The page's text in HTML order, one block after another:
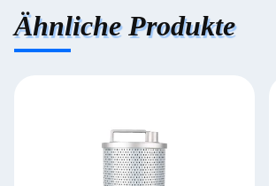
Ähnliche Produkte